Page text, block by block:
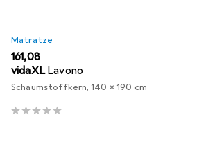
Matratze
EUR
161,08
vidaXL Lavono
Schaumstoffkern, 140 x 190 cm